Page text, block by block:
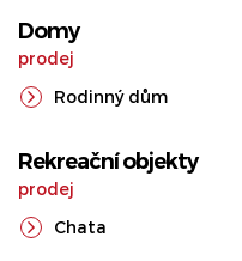
Domy
prodej
Rodinný dům
Rekreační objekty
prodej
Chata